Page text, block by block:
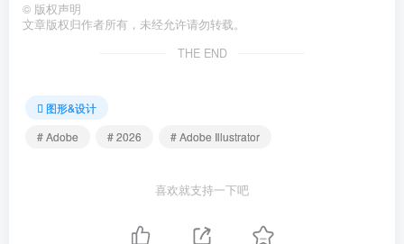
© 版权声明
文章版权归作者所有，未经允许请勿转载。
THE END
图形&设计
# Adobe
# 2026 # Adobe Illustrator
喜欢就支持一下吧